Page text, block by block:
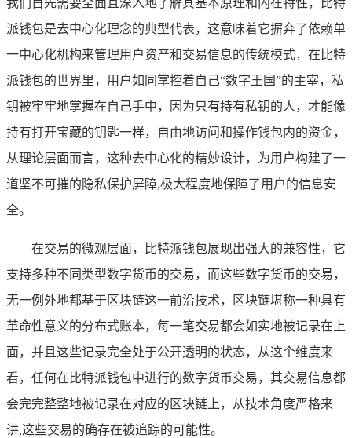
派钱包是去中心化理念的典型代表，这意味着它摒弃了依赖单
一中心化机构来管理用户资产和交易信息的传统模式，在比特
派钱包的世界里，用户如同掌控着自己“数字王国”的主宰，私
钥被牢牢地掌握在自己手中，因为只有持有私钥的人，才能像
持有打开宝藏的钥匙一样，自由地访问和操作钱包内的资金，
从理论层面而言，这种去中心化的精妙设计，为用户构建了一
道坚不可摧的隐私保护屏障,极大程度地保障了用户的信息安
全。
在交易的微观层面，比特派钱包展现出强大的兼容性，它
支持多种不同类型数字货币的交易，而这些数字货币的交易，
无一例外地都基于区块链这一前沿技术，区块链堪称一种具有
革命性意义的分布式账本，每一笔交易都会如实地被记录在上
面，并且这些记录完全处于公开透明的状态，从这个维度来
看，任何在比特派钱包中进行的数字货币交易，其交易信息都
会完完整整地被记录在对应的区块链上，从技术角度严格来
讲,这些交易的确存在被追踪的可能性。